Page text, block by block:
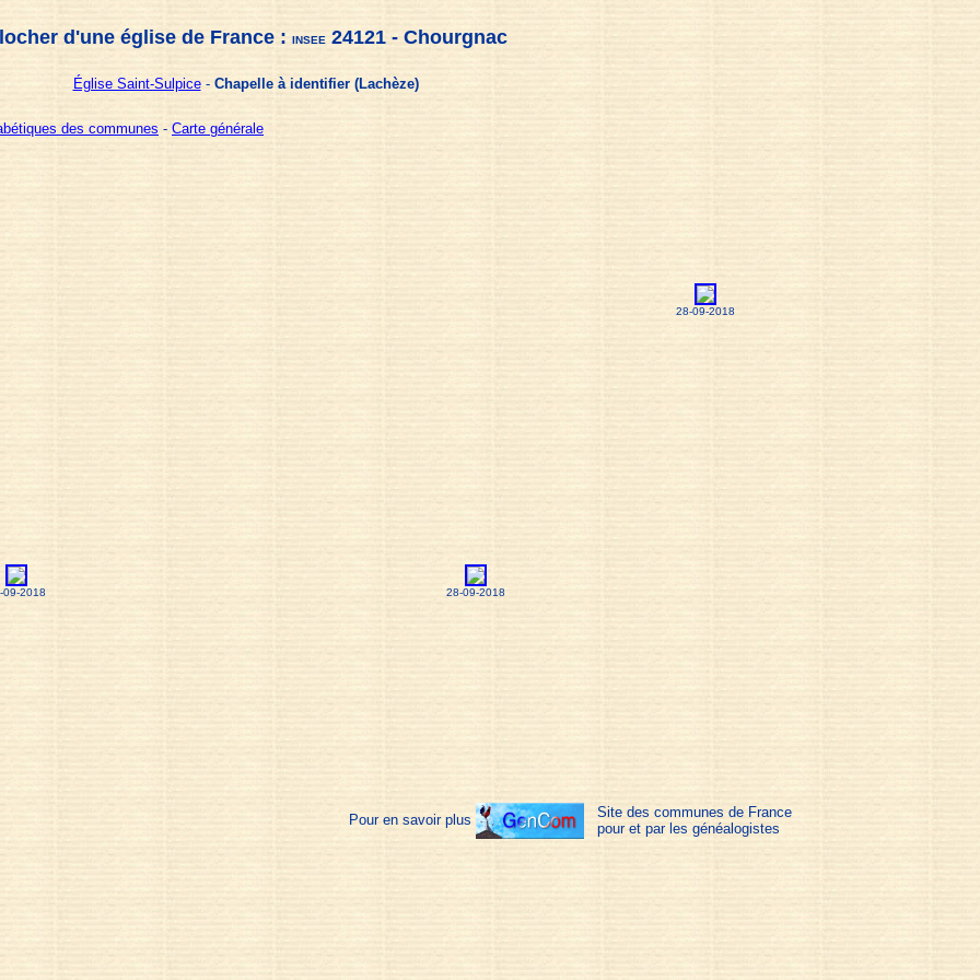
d'une église de France : INSEE24121 - Chourgnac
Église Saint-Sulpice- Chapelle à identifier (Lachèze)
des communes - Carte générale
28-09-2018
09-2018 28-09-2018
Pour en savoir plus
Site des communes de France
pour et par les généalogistes